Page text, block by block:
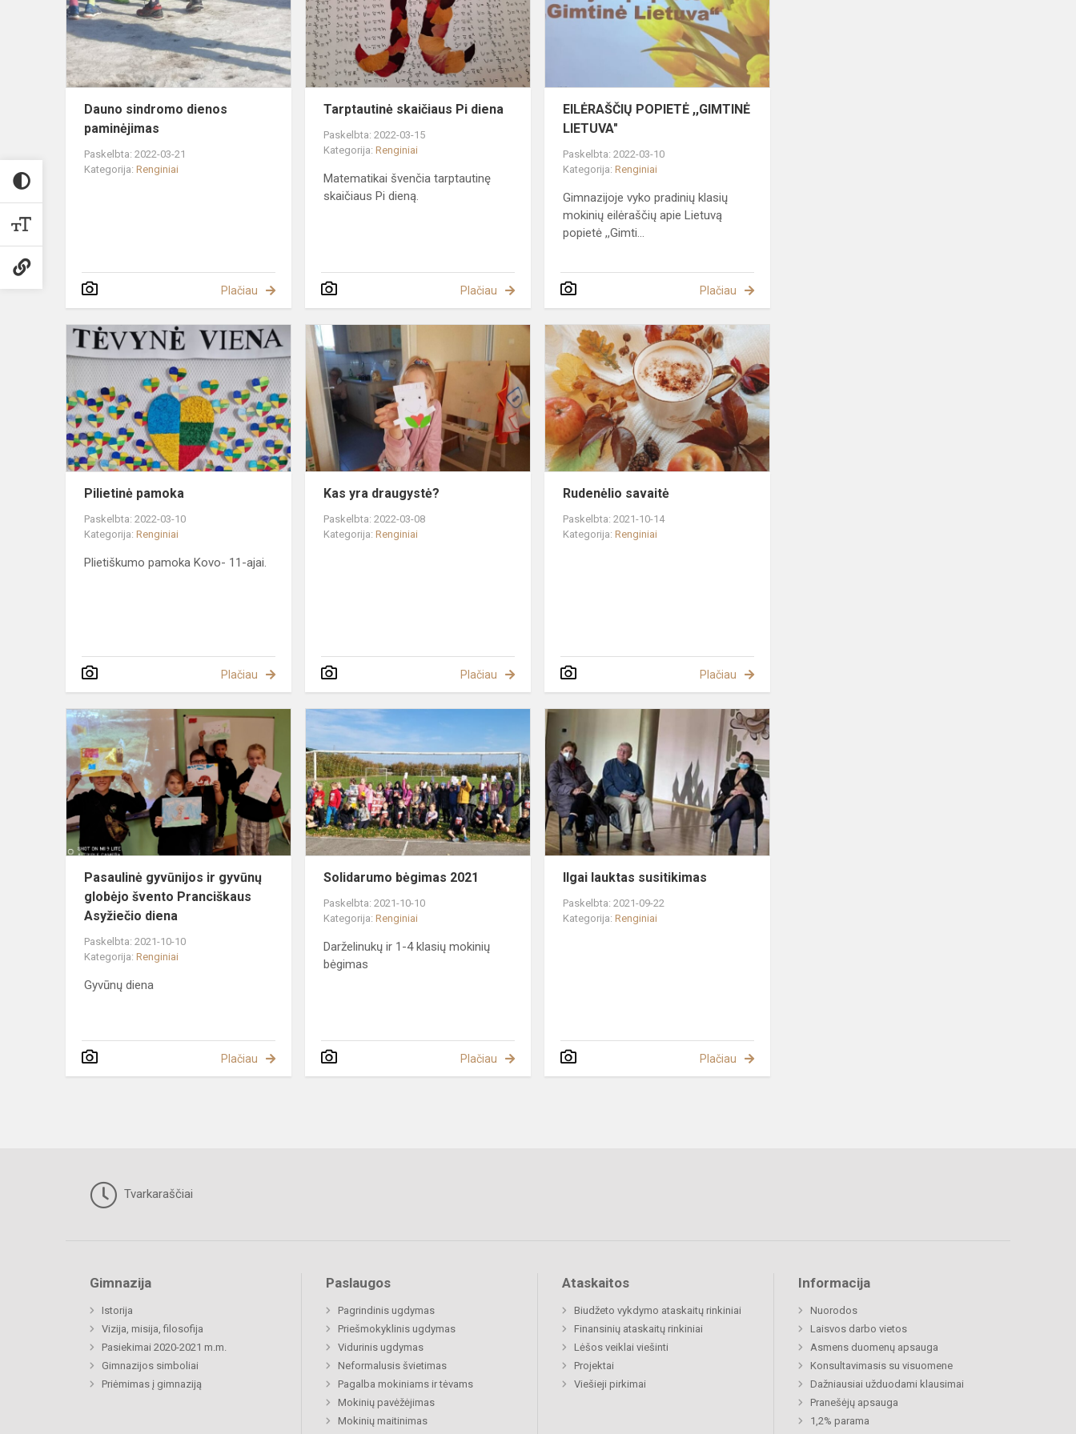
paminėjimas
Dauno sindromo dienos
paminėjimas
Paskelbta: 2022-03-21
Kategorija: Renginiai
Plačiau
diena
Tarptautinė skaičiaus Pi diena
Paskelbta: 2022-03-15
Kategorija:Renginiai
Matematikai švenčia tarptautinę
skaičiaus Pi dieną.
Plačiau
LIETUVA"
EILĖRAŠČIŲ POPIETĖ ,,GIMTINĖ
LIETUVA"
Paskelbta: 2022-03-10
Kategorija:Renginiai
Gimnazijoje vyko pradinių klasių
mokinių eilėraščių apie Lietuvą
popietė ,,Gimti...
Plačiau
Pilietinė
pamoka
Pilietinė pamoka
Paskelbta: 2022-03-10
Kategorija: Renginiai
Plietiškumo pamoka Kovo- 11-ajai.
Plačiau
Kas
draugystė?
Kas yra draugystė?
Paskelbta: 2022-03-08
Kategorija:Renginiai
Plačiau
Rudenėlio savaitė
Paskelbta: 2021-10-14
Kategorija:Renginiai
Plačiau
Pasaulinė
gyvūnijos
gyvūnų
globėjo
švento
Pranciškaus
As...
Pasaulinė gyvūnijos ir gyvūnų
globėjo švento Pranciškaus
Asyžiečio diena
Paskelbta: 2021-10-10
Kategorija: Renginiai
Gyvūnų diena
Plačiau
Solidarumo
bėgimas
2021
Solidarumo bėgimas 2021
Paskelbta: 2021-10-10
Kategorija:Renginiai
Darželinukų ir 1-4 klasių mokinių
bėgimas
Plačiau
Ilgai
lauktas
Ilgai lauktas susitikimas
Paskelbta: 2021-09-22
Kategorija:Renginiai
Plačiau
Tvarkaraščiai
Gimnazija
Istorija
Vizija, misija, filosofija
Pasiekimai 2020-2021 m.m.
Gimnazijos simboliai
Priėmimas į gimnaziją
Paslaugos
Pagrindinis ugdymas
Priešmokyklinis ugdymas
Vidurinis ugdymas
Neformalusis švietimas
Pagalba mokiniams ir tėvams
Mokinių pavėžėjimas
Mokinių maitinimas
Ataskaitos
Biudžeto vykdymo ataskaitų rinkiniai
Finansinių ataskaitų rinkiniai
Lėšos veiklai viešinti
Projektai
Viešieji pirkimai
Informacija
Nuorodos
Laisvos darbo vietos
Asmens duomenų apsauga
Konsultavimasis su visuomene
Dažniausiai užduodami klausimai
Pranešėjų apsauga
1,2% parama